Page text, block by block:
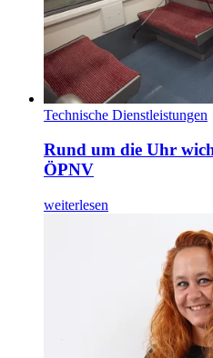
Technische Dienstleistungen
Rund um die Uhr
ÖPNV
weiterlesen